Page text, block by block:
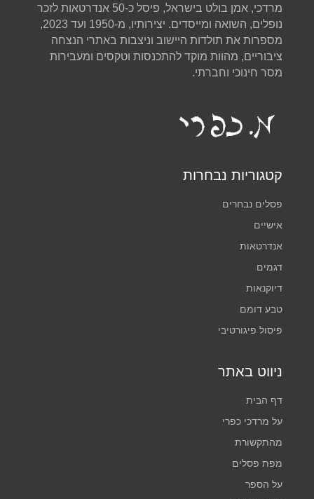
מרדכי, אמן בולט בישראל, פיסל כ-50 אנדרטאות לזכר
נופלים, השואה ומייסדים. יצירותיו, מ-1950 ועד 2023,
מספרות את תולדות היישוב וניצבות באתרי הנצחה
ציבוריים, מהוות מוקד להתכנסות וטקסים ומעבירות
מסר חינוכי וחברתי.
קטגוריות נבחרות
פסלים נבחרים
אישיים
אנדרטאות
דגמים
דיוקנאות
טבע דומם
פיסול פיגורטיבי
ניווט באתר
דף הבית
על מרדכי כפרי
מהתקשורת
מפת פסלים
על הספר